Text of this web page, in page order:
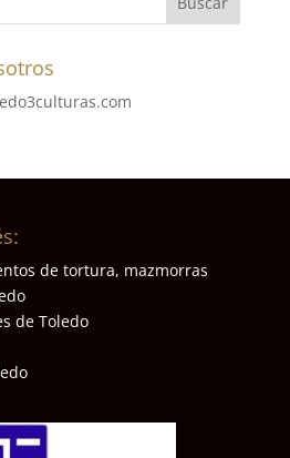
de tortura, mazmorras
de Toledo